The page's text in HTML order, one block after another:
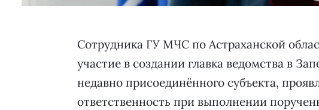
Сотрудника ГУ МЧС по Астраханской
участие в создании главка ведомства в
недавно присоединённого субъекта,
ответственность при выполнении